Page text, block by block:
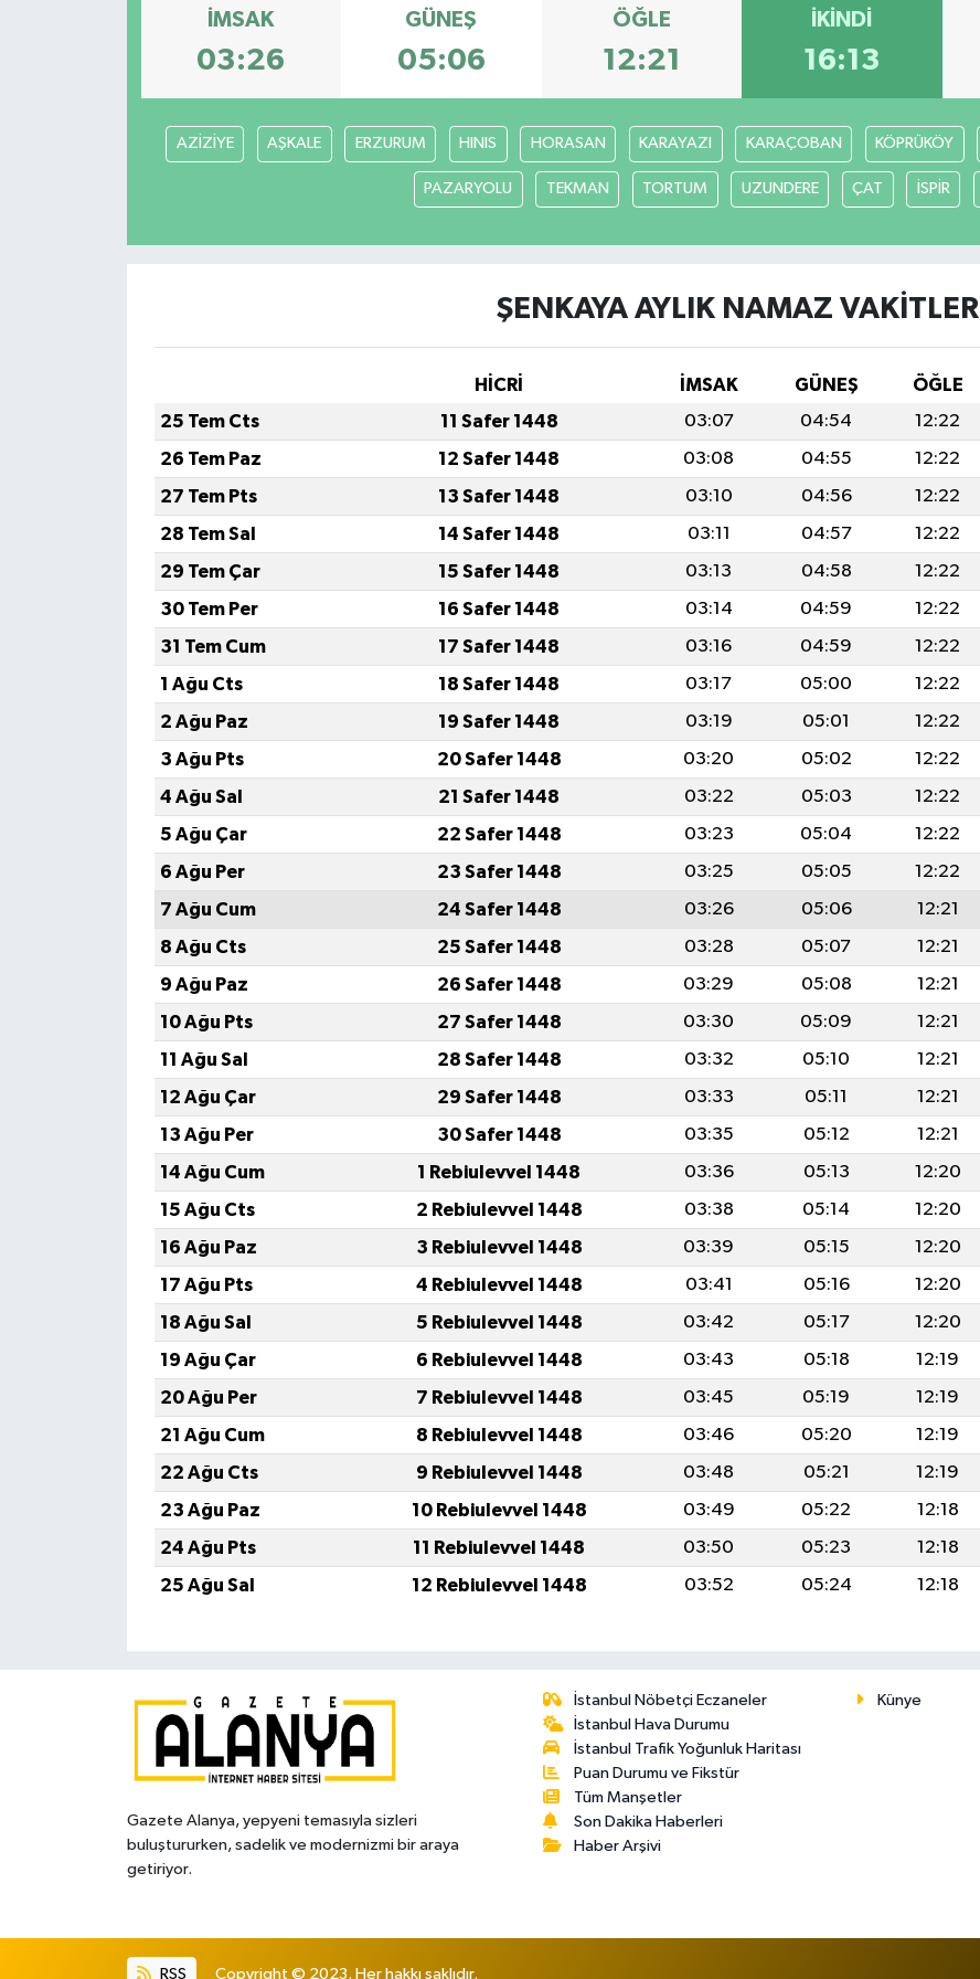
İMSAK
03:26
GÜNEŞ
05:06
ÖĞLE
12:21
İKINDI
16:13
AZİZİYE AŞKALE ERZURUM HINIS HORASAN KARAYAZI KARAÇOBAN KÖPRÜKÖY
PAZARYOLU TEKMAN TORTUM UZUNDERE ÇAT İSPİR
ŞENKAYA AYLIK NAMAZ VAKITLERI
HİCRİ İMSAK GÜNEŞ ÖĞLE
25 Tem Cts
11 Safer 1448 03:07 04:54 12:22
26 Tem Paz
12 Safer 1448 03:08 04:55 12:22
27 Tem Pts
13 Safer 1448 03:10 04:56 12:22
28 Tem Sal
14 Safer 1448 03:11 04:57 12:22
29 Tem Çar
15 Safer 1448 03:13 04:58 12:22
30 Tem Per
16 Safer 1448 03:14 04:59 12:22
31 Tem Cum
17 Safer 1448 03:16 04:59 12:22
1 Ağu Cts
18 Safer 1448 03:17 05:00 12:22
2 Ağu Paz
19 Safer 1448 03:19 05:01 12:22
3 Ağu Pts
20 Safer 1448 03:20 05:02 12:22
4 Ağu Sal
21 Safer 1448 03:22 05:03 12:22
5 Ağu Çar
22 Safer 1448 03:23 05:04 12:22
6 Ağu Per
23 Safer 1448 03:25 05:05 12:22
7 Ağu Cum
24 Safer 1448 03:26 05:06 12:21
8 Ağu Cts
25 Safer 1448 03:28 05:07 12:21
9 Ağu Paz
26 Safer 1448 03:29 05:08 12:21
10 Ağu Pts
27 Safer 1448 03:30 05:09 12:21
11 Ağu Sal
28 Safer 1448 03:32 05:10 12:21
12 Ağu Çar
29 Safer 1448 03:33 05:11 12:21
13 Ağu Per
30 Safer 1448 03:35 05:12 12:21
14 Ağu Cum
1 Rebiulevvel 1448 03:36 05:13 12:20
15 Ağu Cts
2 Rebiulevvel 1448 03:38 05:14 12:20
16 Ağu Paz
3 Rebiulevvel 1448 03:39 05:15 12:20
17 Ağu Pts
4 Rebiulevvel 1448 03:41 05:16 12:20
18 Ağu Sal
5 Rebiulevvel 1448 03:42 05:17 12:20
19 Ağu Çar
6 Rebiulevvel 1448 03:43 05:18 12:19
20 Ağu Per
7 Rebiulevvel 1448 03:45 05:19 12:19
21 Ağu Cum
8 Rebiulevvel 1448 03:46 05:20 12:19
22 Ağu Cts
9 Rebiulevvel 1448 03:48 05:21 12:19
23 Ağu Paz
10 Rebiulevvel 1448 03:49 05:22 12:18
24 Ağu Pts
11 Rebiulevvel 1448 03:50 05:23 12:18
25 Ağu Sal
12 Rebiulevvel 1448 03:52 05:24 12:18
Gazete Alanya, yepyeni temasıyla sizleri
buluştururken, sadelik ve modernizmi bir araya
getiriyor.
İstanbul Nöbetçi Eczaneler
İstanbul Hava Durumu
İstanbul Trafik Yoğunluk Haritası
Puan Durumu ve Fikstür
Tüm Manşetler
Son Dakika Haberleri
Haber Arşivi
Künye
RSS Copyright © 2023. Her hakkı saklıdır.